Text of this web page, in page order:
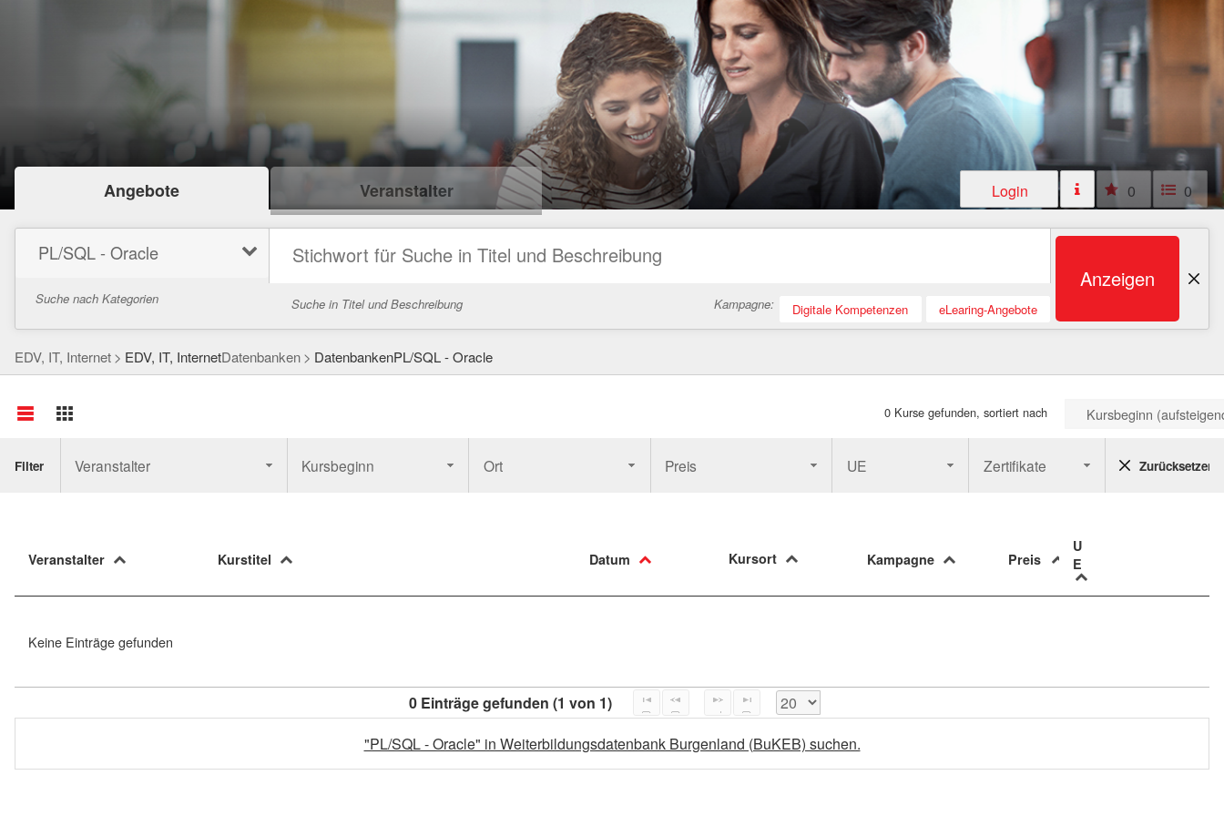
Login 0 0
Angebote Veranstalter
PL/SQL - Oracle
Suche nach Kategorien Suche in Titel und Beschreibung Kampagne: Digitale Kompetenzen eLearing-Angebote
Anzeigen
EDV, IT, Internet EDV, IT, InternetDatenbanken DatenbankenPL/SQL - Oracle
0 Kurse gefunden, sortiert nach Kursbeginn
Filter Veranstalter Kursbeginn Ort Preis UE Zertifikate Zurücksetzen
Veranstalter Kurstitel Datum Kursort Kampagne Preis
U
E
Keine Einträge gefunden
0 Einträge gefunden (1 von 1)
"PL/SQL - Oracle" in Weiterbildungsdatenbank Burgenland (BuKEB) suchen.